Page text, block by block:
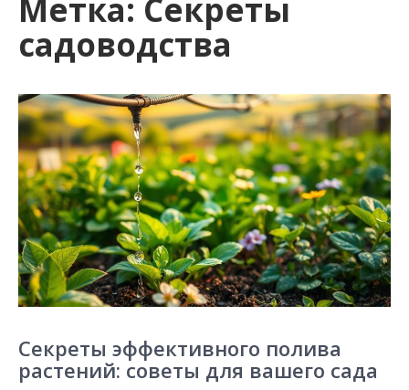
Метка: Секреты
садоводства
Секреты эффективного полива
растений: советы для вашего сада